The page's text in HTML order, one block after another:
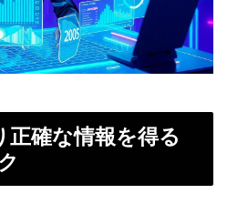
確な情報を得る